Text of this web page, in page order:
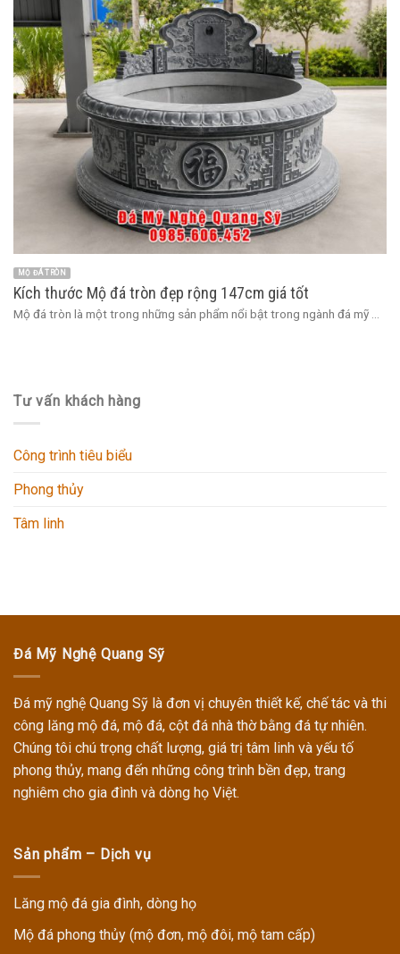
MỘ ĐÁ TRÒN
Kích thước Mộ đá tròn đẹp rộng 147cm giá tốt
Mộ đá tròn là một trong những sản phẩm nổi bật trong ngành đá mỹ ...
Tư vấn khách hàng
Công trình tiêu biểu
Phong thủy
Tâm linh
Đá Mỹ Nghệ Quang Sỹ
Đá mỹ nghệ Quang Sỹ là đơn vị chuyên thiết kế, chế tác và thi
công lăng mộ đá, mộ đá, cột đá nhà thờbằng đá tự nhiên.
Chúng tôi chú trọng chất lượng, giá trị tâm linh và yếu tố
phong thủy, mang đến những công trình bền đẹp, trang
nghiêm cho gia đình và dòng họ Việt.
Sản phẩm – Dịch vụ
Lăng mộ đá gia đình, dòng họ
Mộ đá phong thủy (mộ đơn, mộ đôi, mộ tam cấp)